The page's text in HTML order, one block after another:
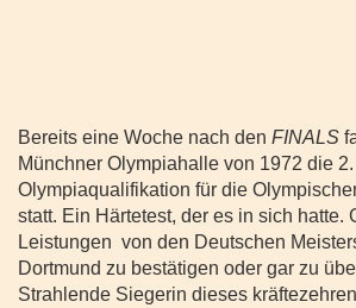
Bereits eine Woche nach den FINALS
Münchner Olympiahalle von 1972 die 2.
Olympiaqualifikation für die
statt. Ein Härtetest, der es in sich hatte.
Leistungen von den Deutschen
Dortmund zu bestätigen oder gar zu
Strahlende Siegerin dieses